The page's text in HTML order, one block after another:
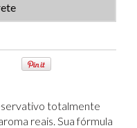
totalmente
reais. Sua fórmula